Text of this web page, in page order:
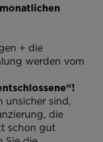
+ die
werden vom
unsicher sind,
die
schon gut